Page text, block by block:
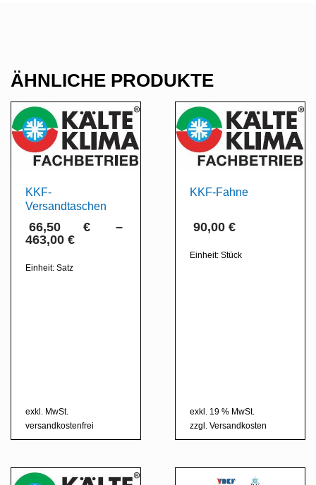
ÄHNLICHE PRODUKTE
KKF-
Versandtaschen
66,50 €
–
463,00 €
exkl. MwSt.
versandkostenfrei
Einheit: Satz
KKF-Fahne
90,00 €
exkl. 19 % MwSt.
zzgl. Versandkosten
Einheit: Stück